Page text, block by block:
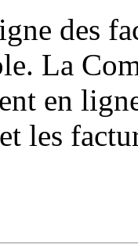
des
La
en
les